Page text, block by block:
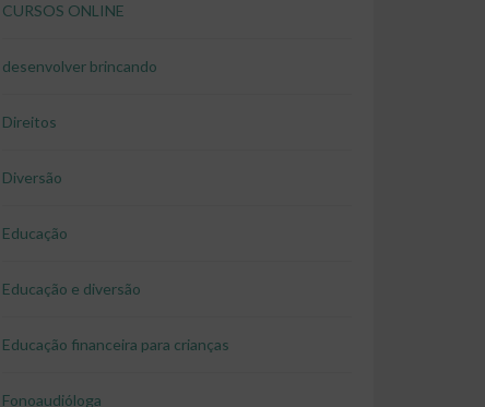
CURSOS ONLINE
desenvolver brincando
Direitos
Diversão
Educação
Educação e diversão
Educação financeira para crianças
Fonoaudióloga